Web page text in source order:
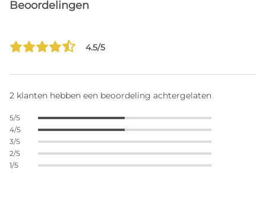
Beoordelingen
4.5/5
2 klanten hebben een beoordeling achtergelaten
5/5
4/5
3/5
2/5
1/5